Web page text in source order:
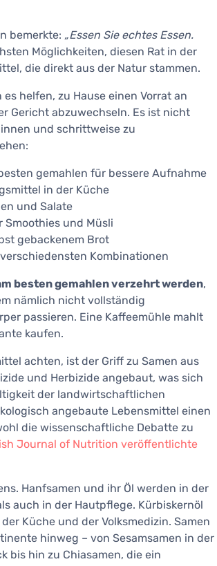
bemerkte: „Essen Sie echtes Essen.
Möglichkeiten, diesen Rat in der
die direkt aus der Natur stammen.
helfen, zu Hause einen Vorrat an
Gericht abzuwechseln. Es ist nicht
und schrittweise zu
gemahlen für bessere Aufnahme
in der Küche
und Salate
Smoothies und Müsli
gebackenem Brot
Kombinationen
besten gemahlen verzehrt werden,
nämlich nicht vollständig
passieren. Eine Kaffeemühle mahlt
kaufen.
achten, ist der Griff zu Samen aus
und Herbizide angebaut, was sich
der landwirtschaftlichen
angebaute Lebensmittel einen
die wissenschaftliche Debatte zu
Journal of Nutrition veröffentlichte
Hanfsamen und ihr Öl werden in der
auch in der Hautpflege. Kürbiskernöl
Küche und der Volksmedizin. Samen
hinweg – von Sesamsamen in der
bis hin zu Chiasamen, die ein